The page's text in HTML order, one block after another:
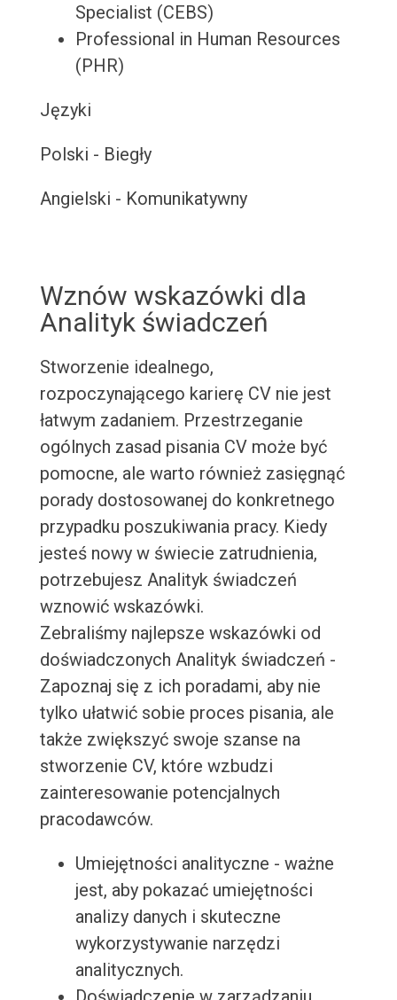
Specialist (CEBS)
Professional in Human Resources
(PHR)
Języki
Polski - Biegły
Angielski - Komunikatywny
Wznów wskazówki dla
Analityk świadczeń
Stworzenie idealnego,
rozpoczynającego karierę CV nie jest
łatwym zadaniem. Przestrzeganie
ogólnych zasad pisania CV może być
pomocne, ale warto również zasięgnąć
porady dostosowanej do konkretnego
przypadku poszukiwania pracy. Kiedy
jesteś nowy w świecie zatrudnienia,
potrzebujesz Analityk świadczeń
wznowić wskazówki.
Zebraliśmy najlepsze wskazówki od
doświadczonych Analityk świadczeń -
Zapoznaj się z ich poradami, aby nie
tylko ułatwić sobie proces pisania, ale
także zwiększyć swoje szanse na
stworzenie CV, które wzbudzi
zainteresowanie potencjalnych
pracodawców.
Umiejętności analityczne - ważne
jest, aby pokazać umiejętności
analizy danych i skuteczne
wykorzystywanie narzędzi
analitycznych.